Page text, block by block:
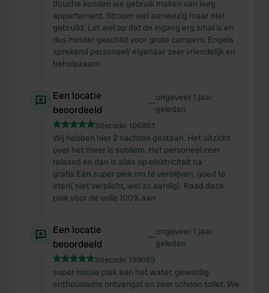
douche konden we gebruik maken van leeg
appartement. Stroom wel aanwezig maar niet
gebruikt. Let wel op dat de ingang erg smal is en
dus minder geschikt voor grote campers. Engels
sprekend personeel/ eigenaar zeer vriendelijk en
behulpzaam.
Een locatie
beoordeeld
—ongeveer 1 jaar
geleden
Sitecode: 106893
Wij hebben hier 2 nachten gestaan. Het uitzicht
over het meer is subliem. Het personeel zeer
relaxed en dan is alles op elektriciteit na
gratis.Een super plek om te verblijven, goed te
eten( niet verplicht, wel zo aardig). Raad deze
plek voor de volle 100% aan
Een locatie
beoordeeld
—ongeveer 1 jaar
geleden
Sitecode: 158069
super mooie plek aan het water, geweldig
enthousiaste ontvangst en zeer schoon toilet. We